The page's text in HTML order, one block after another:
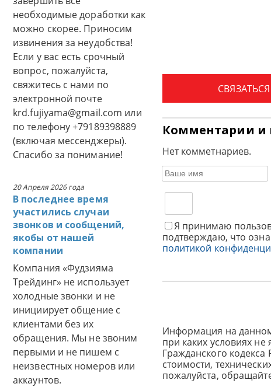
необходимые доработки как
можно скорее. Приносим
извинения за неудобства!
Если у вас есть срочный
вопрос, пожалуйста,
свяжитесь с нами по
электронной почте
krd.fujiyama@gmail.com или
по телефону +79189398889
(включая мессенджеры).
Спасибо за понимание!
20 Апреля 2026 года
В последнее время
участились случаи
звонков и сообщений,
якобы от нашей
компании
Компания «Фудзияма
Трейдинг» не использует
холодные звонки и не
инициирует общение с
клиентами без их
обращения. Мы не звоним
первыми и не пишем с
неизвестных номеров или
аккаунтов.
Комментарии и
Нет комметнариев.
Я принимаю
подтверждаю, что
политикой
Информация на
при каких условиях
Гражданского
стоимости,
пожалуйста,